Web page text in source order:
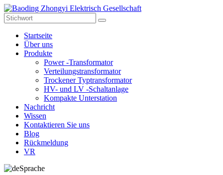
Startseite
Über uns
Produkte
Power -Transformator
Verteilungstransformator
Trockener Typtransformator
HV- und LV -Schaltanlage
Kompakte Unterstation
Nachricht
Wissen
Kontaktieren Sie uns
Blog
Rückmeldung
VR
Sprache